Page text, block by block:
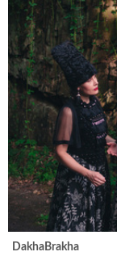
DakhaBrakha